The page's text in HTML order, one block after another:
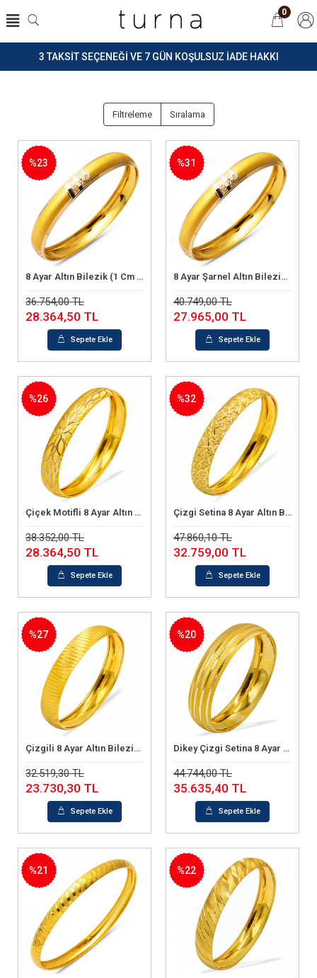
3 TAKSİT SEÇENEĞİ VE 7 GÜN KOŞULSUZ İADE HAKKI
0
Filtreleme Sıralama
Sepete Ekle
8 Ayar Altın Bilezik (1 Cm Genişlik 6,80 Gram)
%23
36.754,00 TL
28.364,50 TL
Sepete Ekle
Sepete Ekle
8 Ayar Şarnel Altın Bilezik (6,50 Gram)
%31
40.749,00 TL
27.965,00 TL
Sepete Ekle
Sepete Ekle
Çiçek Motifli 8 Ayar Altın Bilezik (6.60 Gram)
%26
38.352,00 TL
28.364,50 TL
Sepete Ekle
Sepete Ekle
Çizgi Setina 8 Ayar Altın Bilezik (7.03 Gram)
%32
47.860,10 TL
32.759,00 TL
Sepete Ekle
Sepete Ekle
Çizgili 8 Ayar Altın Bilezik (6.43 Gram)
%27
32.519,30 TL
23.730,30 TL
Sepete Ekle
Sepete Ekle
Dikey Çizgi Setina 8 Ayar Altın Bilezik (8.83 Gram)
%20
44.744,00 TL
35.635,40 TL
Sepete Ekle
%21 %22